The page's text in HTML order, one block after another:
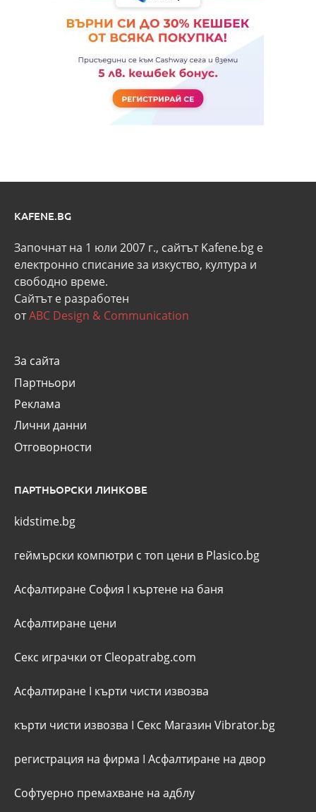
KAFENE.BG
Започнат на 1 юли 2007 г., сайтът Kafene.bg e
eлектронно списание за изкуство, култура и
свободно време.
Сайтът е разработен
отABC Design & Communication
За сайта
Партньори
Реклама
Лични данни
Отговорности
ПАРТНЬОРСКИ ЛИНКОВЕ
kidstime.bg
геймърски компютри с топ цени в Plasico.bg
Асфалтиране София I къртене на баня
Асфалтиране цени
Секс играчки от Cleopatrabg.com
Асфалтиране I кърти чисти извозва
кърти чисти извозва I Секс Магазин Vibrator.bg
регистрация на фирма I Асфалтиране на двор
Софтуерно премахване на адблу